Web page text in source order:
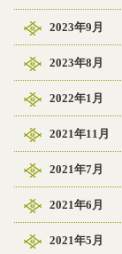
2023年9月
2023年8月
2022年1月
2021年11月
2021年7月
2021年6月
2021年5月